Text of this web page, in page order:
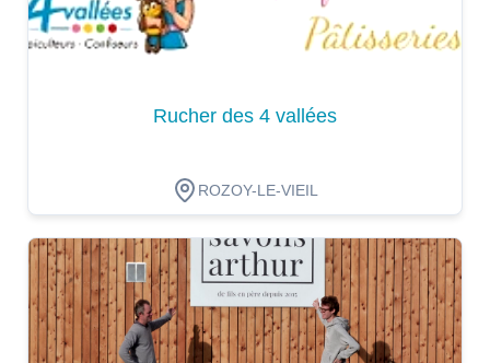
Rucher des 4 vallées
ROZOY-LE-VIEIL
Dégustation